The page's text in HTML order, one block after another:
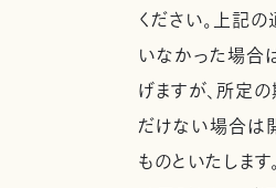
ください。上記
いなかった場合
げますが、所定
だけない場合は
ものといたしま